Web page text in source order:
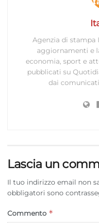
Agenzia di stampa
aggiornamenti e
economia, sport e
pubblicati su
dai
Lascia un
Il tuo indirizzo email non
obbligatori sono
Commento *